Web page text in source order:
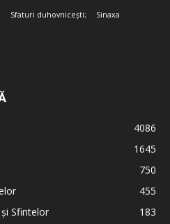
Sfaturi duhovnicești; Sinaxa
4086
1645
750
455
Sfintelor
183